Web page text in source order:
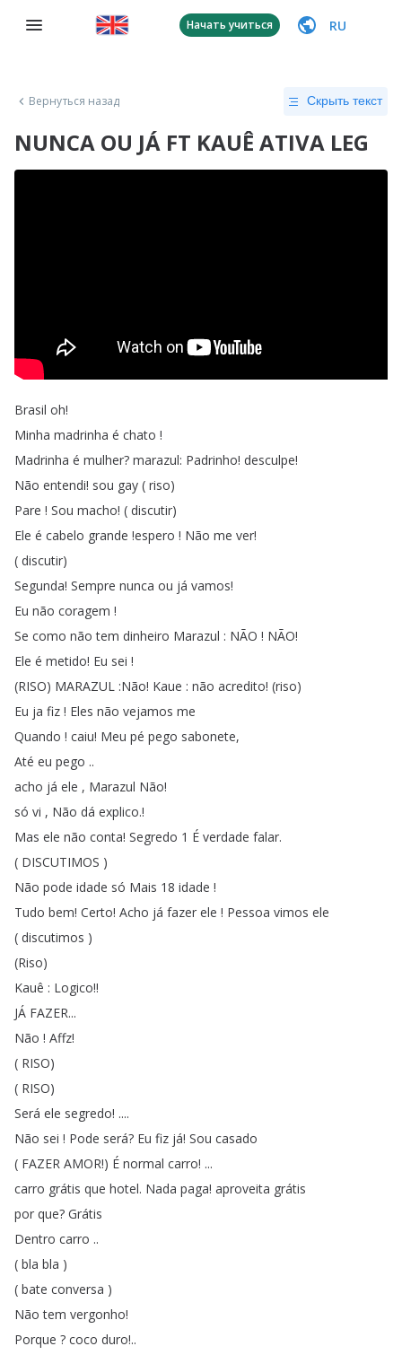
Начать учиться RU
Вернуться назад Скрыть текст
NUNCA OU JÁ FT KAUÊ ATIVA LEG
Brasil oh!
Minha madrinha é chato !
Madrinha é mulher? marazul: Padrinho! desculpe!
Não entendi! sou gay ( riso)
Pare ! Sou macho! ( discutir)
Ele é cabelo grande !espero ! Não me ver!
( discutir)
Segunda! Sempre nunca ou já vamos!
Eu não coragem !
Se como não tem dinheiro Marazul : NÃO ! NÃO!
Ele é metido! Eu sei !
(RISO) MARAZUL :Não! Kaue : não acredito! (riso)
Eu ja fiz ! Eles não vejamos me
Quando ! caiu! Meu pé pego sabonete,
Até eu pego ..
acho já ele , Marazul Não!
só vi , Não dá explico.!
Mas ele não conta! Segredo 1 É verdade falar.
( DISCUTIMOS )
Não pode idade só Mais 18 idade !
Tudo bem! Certo! Acho já fazer ele ! Pessoa vimos ele
( discutimos )
(Riso)
Kauê : Logico!!
JÁ FAZER...
Não ! Affz!
( RISO)
( RISO)
Será ele segredo! ....
Não sei ! Pode será? Eu fiz já! Sou casado
( FAZER AMOR!) É normal carro! ...
carro grátis que hotel. Nada paga! aproveita grátis
por que? Grátis
Dentro carro ..
( bla bla )
( bate conversa )
Não tem vergonho!
Porque ? coco duro!..